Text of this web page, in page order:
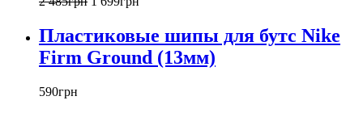
Пластиковые шипы для бутс Nike
Firm Ground (13мм)
590грн